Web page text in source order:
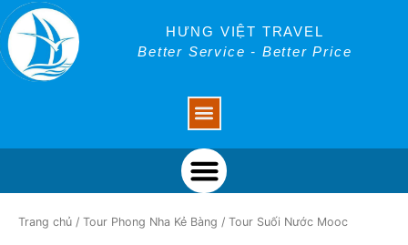
Skip
to
content
HƯNG VIỆT TRAVEL
Better Service - Better Price
Menu
Trang chủ / Tour Phong Nha Kẻ Bàng / Tour Suối Nước Mooc